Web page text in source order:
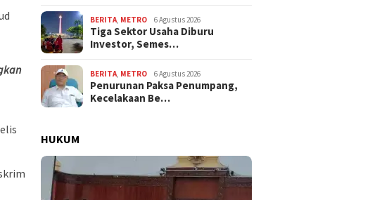
BERITA, METRO 6 Agustus 2026
Tiga Sektor Usaha Diburu
Investor, Semes…
BERITA, METRO 6 Agustus 2026
Penurunan Paksa Penumpang,
Kecelakaan Be…
HUKUM